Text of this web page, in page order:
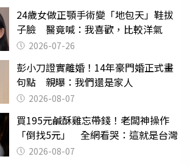
24歲女做正顎手術變「地包天」鞋拔
子臉 醫竟喊：我喜歡，比較洋氣
2026-07-26
彭小刀證實離婚！14年豪門婚正式畫
句點 親曝：我們還是家人
2026-08-07
買195元鹹酥雞忘帶錢！老闆神操作
「倒找5元」 全網看哭：這就是台灣
2026-08-07